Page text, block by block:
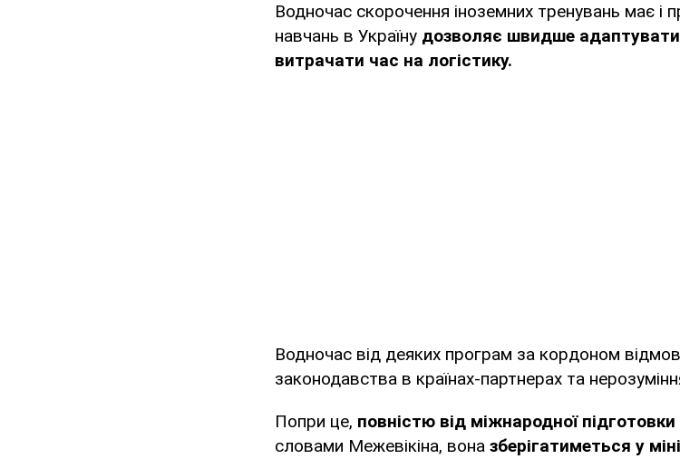
Водночас скорочення іноземних тренувань має і
навчань в Україну дозволяє швидше
витрачати час на логістику.
Водночас від деяких програм за кордоном
законодавства в країнах-партнерах та
Попри це, повністю від міжнародної
словами Межевікіна, вона зберігатиметься у